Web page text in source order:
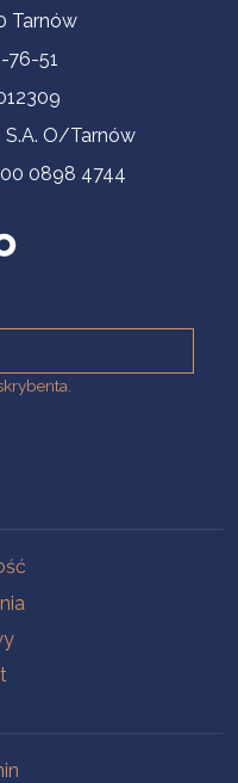
Tarnów
76-51
S.A. O/Tarnów
0898 4744